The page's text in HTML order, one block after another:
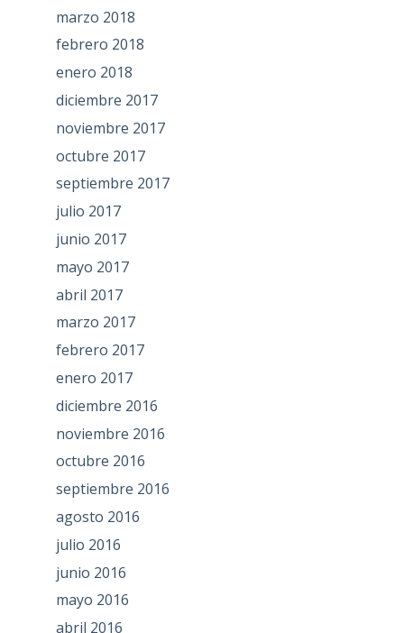
marzo 2018
febrero 2018
enero 2018
diciembre 2017
noviembre 2017
octubre 2017
septiembre 2017
julio 2017
junio 2017
mayo 2017
abril 2017
marzo 2017
febrero 2017
enero 2017
diciembre 2016
noviembre 2016
octubre 2016
septiembre 2016
agosto 2016
julio 2016
junio 2016
mayo 2016
abril 2016